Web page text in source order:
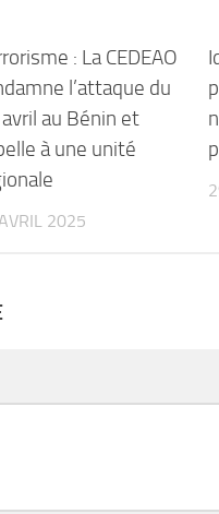
: La CEDEAO
l’attaque du
au Bénin et
à une unité
2025